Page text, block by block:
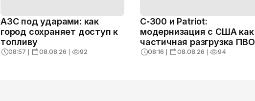
АЗС под ударами: как
город сохраняет доступ к
топливу
08:57 ❘ 08.08.26 ❘ 92
С‑300 и Patriot:
модернизация с США как
частичная разгрузка ПВО
08:16 ❘ 08.08.26 ❘ 94